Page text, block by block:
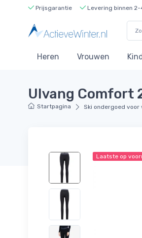
Prijsgarantie Levering binnen
Heren Vrouwen
Ulvang Comfort
Startpagina Ski ondergoed voor
Laatste op